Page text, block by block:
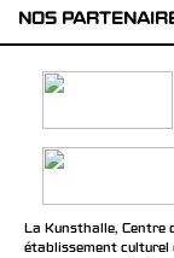
NOS
La Kunsthalle, Centre
établissement culturel